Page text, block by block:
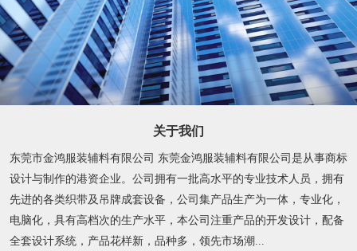
关于我们
东莞市金鸿服装辅料有限公司 东莞金鸿服装辅料有限公司是从事商标
设计与制作的港资企业。公司拥有一批高水平的专业技术人员，拥有
先进的各类织带及吊牌成套设备，公司集产品生产为一体，专业化，
电脑化，具有高档次的生产水平，本公司注重产品的开发设计，配备
全套设计系统，产品花样新，品种多，领先市场潮...